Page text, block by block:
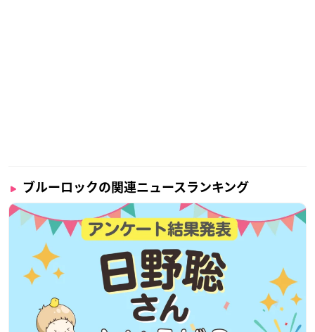
ブルーロックの関連ニュースランキング